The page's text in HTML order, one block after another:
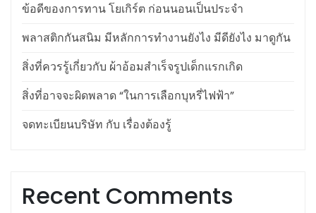
ข้อดีของการทาน โยเกิร์ต ก่อนนอนเป็นประจำ
พลาสติกกันสนิม มีหลักการทำงานยังไง มีดียังไง มาดูกัน
สิ่งที่ควรรู้เกี่ยวกับ ผ้าอ้อมสำเร็จรูปเด็กแรกเกิด
สิ่งที่อาจจะผิดพลาด “ในการเลือกบุหรี่ไฟฟ้า”
จดทะเบียนบริษัท กับ เรื่องต้องรู้
Recent Comments